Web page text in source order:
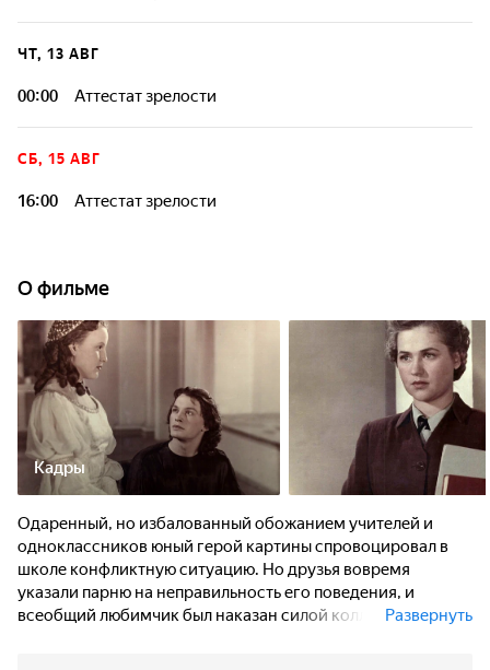
ЧТ, 13 АВГ
00:00 Аттестат зрелости
СБ, 15 АВГ
16:00 Аттестат зрелости
О фильме
Кадры
Одаренный, но избалованный обожанием учителей и
одноклассников юный герой картины спровоцировал в
школе конфликтную ситуацию. Но друзья вовремя
указали парню на неправильность его поведения, и
всеобщий любимчик был наказан силой коллективного
Развернуть